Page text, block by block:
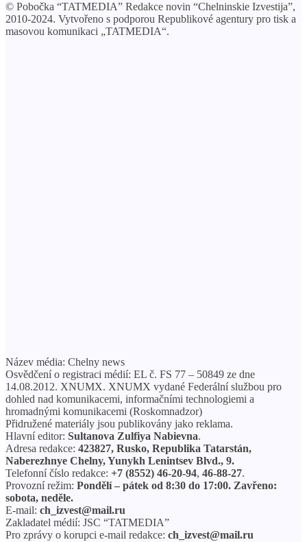
© Pobočka “TATMEDIA” Redakce novin “Chelninskie Izvestija”,
2010-2024. Vytvořeno s podporou Republikové agentury pro tisk a
masovou komunikaci „TATMEDIA“.
Název média: Chelny news
Osvědčení o registraci médií: EL č. FS 77 – 50849 ze dne
14.08.2012. XNUMX. XNUMX vydané Federální službou pro
dohled nad komunikacemi, informačními technologiemi a
hromadnými komunikacemi (Roskomnadzor)
Přidružené materiály jsou publikovány jako reklama.
Hlavní editor: Sultanova Zulfiya Nabievna.
Adresa redakce: 423827, Rusko, Republika Tatarstán,
Naberezhnye Chelny, Yunykh Lenintsev Blvd., 9.
Telefonní číslo redakce: +7 (8552) 46-20-94, 46-88-27.
Provozní režim: Pondělí – pátek od 8:30 do 17:00. Zavřeno:
sobota, neděle.
E-mail: ch_izvest@mail.ru
Zakladatel médií: JSC “TATMEDIA”
Pro zprávy o korupci e-mail redakce: ch_izvest@mail.ru